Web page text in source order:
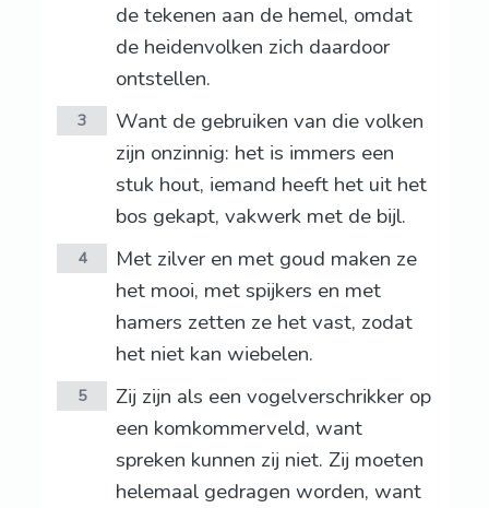
de tekenen aan de hemel, omdat
de heidenvolken zich daardoor
ontstellen.
3
Want de gebruiken van die volken
zijn onzinnig: het is immers een
stuk hout, iemand heeft het uit het
bos gekapt, vakwerk met de bijl.
4
Met zilver en met goud maken ze
het mooi, met spijkers en met
hamers zetten ze het vast, zodat
het niet kan wiebelen.
5
Zij zijn als een vogelverschrikker op
een komkommerveld, want
spreken kunnen zij niet. Zij moeten
helemaal gedragen worden, want